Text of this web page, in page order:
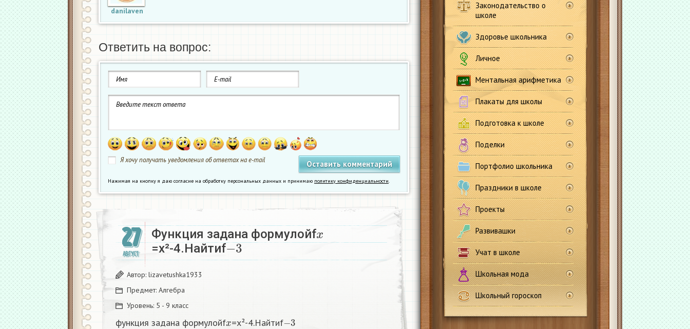
Законодательство о
школе
Здоровье школьника
Личное
Ментальная арифметика
Плакаты для школы
Подготовка к школе
Поделки
Портфолио школьника
Праздники в школе
Проекты
Развивашки
Учат в школе
Школьная мода
Школьный гороскоп
danilaven
Ответить на вопрос:
Я хочу получать уведомления об ответах на e-mail
Нажимая на кнопку я даю согласие на обработку персональных данных и принимаю политику конфиденциальности.
27
АВГУСТ
Функция задана формулойf
=x²-4.Найтиf−3
Автор: lizavetushka1933
Предмет: Алгебра
Уровень: 5 - 9 класс
функция задана формулойf =x²-4.Найтиf− 3